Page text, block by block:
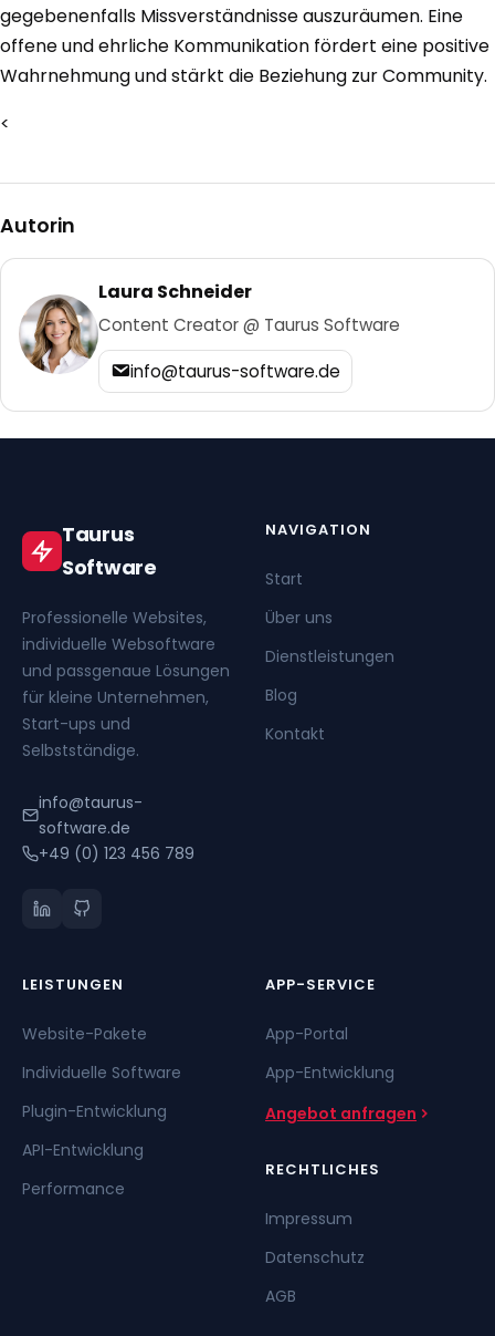
gegebenenfalls Missverständnisse auszuräumen. Eine
offene und ehrliche Kommunikation fördert eine positive
Wahrnehmung und stärkt die Beziehung zur Community.
<
Autorin
Laura Schneider
Content Creator @ Taurus Software
info@taurus-software.de
Taurus
Software
Professionelle Websites,
individuelle Websoftware
und passgenaue Lösungen
für kleine Unternehmen,
Start-ups und
Selbstständige.
info@taurus-
software.de
+49 (0) 123 456 789
NAVIGATION
Start
Über uns
Dienstleistungen
Blog
Kontakt
LEISTUNGEN
Website-Pakete
Individuelle Software
Plugin-Entwicklung
API-Entwicklung
Performance
APP-SERVICE
App-Portal
App-Entwicklung
Angebot anfragen
RECHTLICHES
Impressum
Datenschutz
AGB